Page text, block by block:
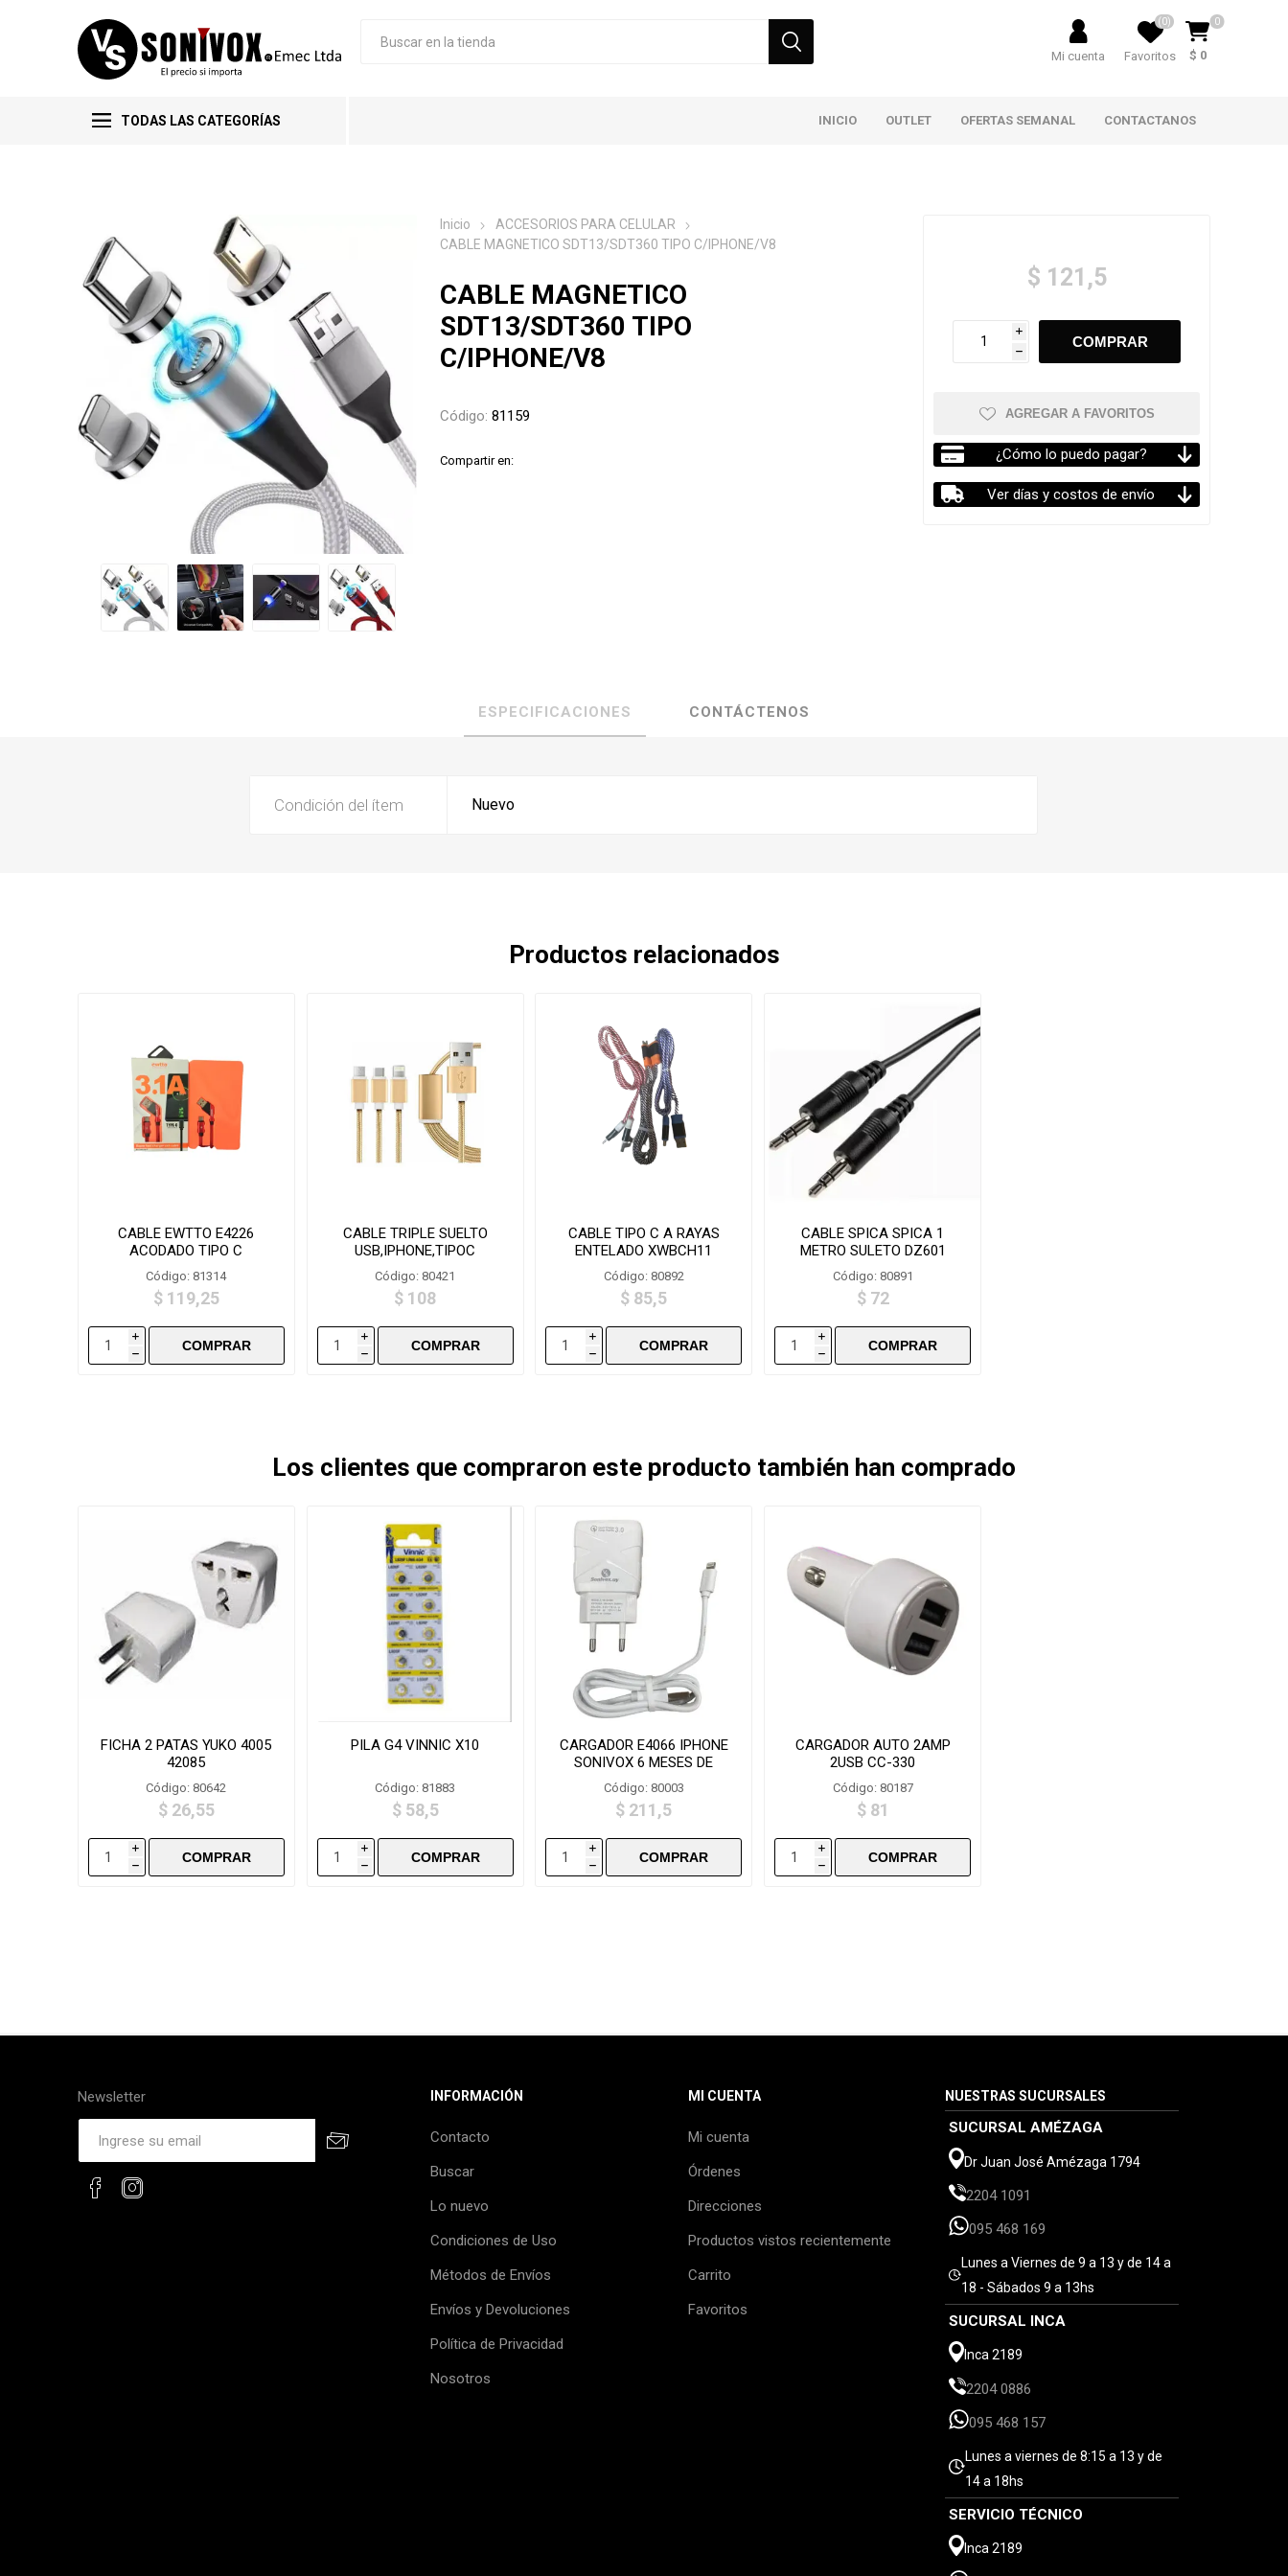
Mi cuenta Favoritos
(0) 0
$ 0
TODAS LAS CATEGORÍAS INICIO OUTLET OFERTAS SEMANAL CONTACTANOS
Inicio
ACCESORIOS PARA CELULAR
CABLE MAGNETICO SDT13/SDT360 TIPO C/IPHONE/V8
CABLE MAGNETICO
SDT13/SDT360 TIPO
C/IPHONE/V8
Código: 81159
Compartir en:
$ 121,5
i
h
AGREGAR A FAVORITOS
¿Cómo lo puedo pagar?
Ver días y costos de envío
ESPECIFICACIONES CONTÁCTENOS
Condición del ítem Nuevo
Productos relacionados
CABLE EWTTO E4226
ACODADO TIPO C
Código: 81314
$ 119,25
i
h
CABLE TRIPLE SUELTO
USB,IPHONE,TIPOC
SDT.3.1/17589
Código: 80421
$ 108
i
h
CABLE TIPO C A RAYAS
ENTELADO XWBCH11
SUELTO
Código: 80892
$ 85,5
i
h
CABLE SPICA SPICA 1
METRO SULETO DZ601
Código: 80891
$ 72
i
h
Los clientes que compraron este producto también han comprado
FICHA 2 PATAS YUKO 4005
42085
Código: 80642
$ 26,55
i
h
PILA G4 VINNIC X10
Código: 81883
$ 58,5
i
h
CARGADOR E4066 IPHONE
SONIVOX 6 MESES DE
GARANTIA
Código: 80003
$ 211,5
i
h
CARGADOR AUTO 2AMP
2USB CC-330
Código: 80187
$ 81
i
h
Newsletter INFORMACIÓN
Contacto
Buscar
Lo nuevo
Condiciones de Uso
Métodos de Envíos
Envíos y Devoluciones
Política de Privacidad
Nosotros
MI CUENTA
Mi cuenta
Órdenes
Direcciones
Productos vistos recientemente
Carrito
Favoritos
NUESTRAS SUCURSALES
SUCURSAL AMÉZAGA
Dr Juan José Amézaga 1794
2204 1091
095 468 169
Lunes a Viernes de 9 a 13 y de 14 a
18 - Sábados 9 a 13hs
SUCURSAL INCA
Inca 2189
2204 0886
095 468 157
Lunes a viernes de 8:15 a 13 y de
14 a 18hs
SERVICIO TÉCNICO
Inca 2189